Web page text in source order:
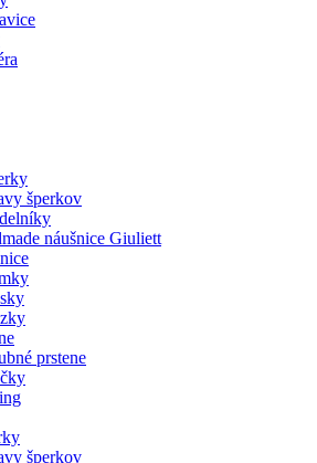
šperkov
náušnice Giuliett
prstene
šperkov